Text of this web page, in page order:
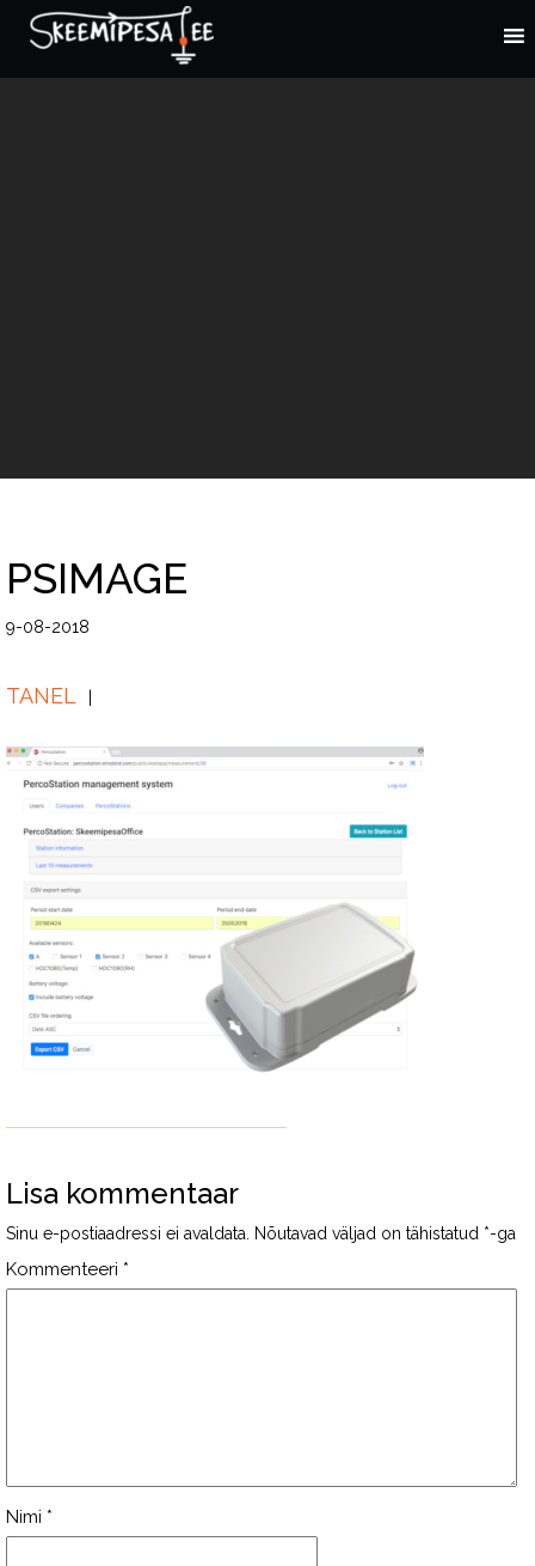
PSIMAGE
9-08-2018
TANEL
Lisa kommentaar
Sinu e-postiaadressi ei avaldata. Nõutavad väljad on tähistatud *-ga
Kommenteeri *
Nimi *